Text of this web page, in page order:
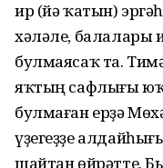
ир (йә ҡатын)
хәләле, балалары
булмаясаҡ та.
яҡтың сафлығы
булмаған ерҙә
үҙегеҙҙе
шайтан өйрәтте.